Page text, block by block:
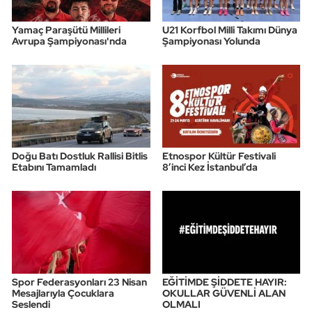
Yamaç Paraşütü Millileri
Avrupa Şampiyonası'nda
U21 Korfbol Milli Takımı Dünya
Şampiyonası Yolunda
Doğu Batı Dostluk Rallisi Bitlis
Etabını Tamamladı
Etnospor Kültür Festivali
8’inci Kez İstanbul’da
Spor Federasyonları 23 Nisan
Mesajlarıyla Çocuklara
Seslendi
EĞİTİMDE ŞİDDETE HAYIR:
OKULLAR GÜVENLİ ALAN
OLMALI